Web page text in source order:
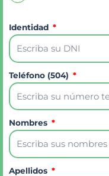
Identidad
Teléfono (504)
Nombres
Apellidos